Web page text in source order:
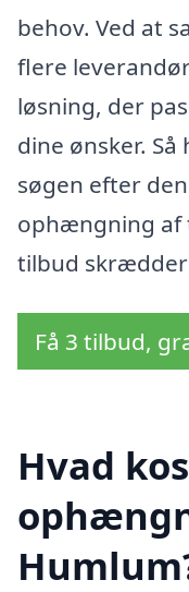
behov. Ved at
flere
løsning, der
dine ønsker.
søgen efter
ophængning af
tilbud
Få 3 tilbud,
Hvad